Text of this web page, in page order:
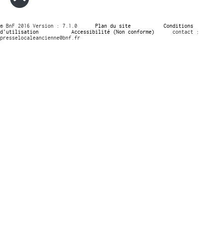
© BnF 2016 Version : 7.1.0 Plan du site
Conditions
d’utilisation
Accessibilité (Non conforme)
contact :
presselocaleancienne@bnf.fr